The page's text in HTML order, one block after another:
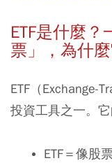
ETF是什麼？
票」，為什
ETF（Exchange-
投資工具之一。
ETF＝像股